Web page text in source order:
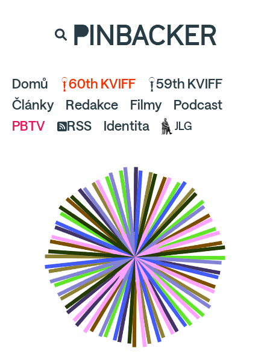
a pusťte se do čtení.
PINBACKER
Domů 60th KVIFF
59th KVIFF
Články
Redakce Filmy
Podcast
PBTV
RSS Identita JLG